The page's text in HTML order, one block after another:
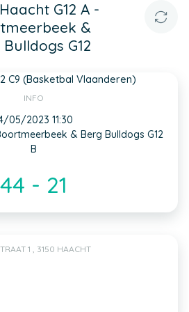
G12 A -
&
G12
C9 (Basketbal Vlaanderen)
INFO
05/2023 11:30
& Berg Bulldogs G12
B
44 - 21
1 , 3150 HAACHT